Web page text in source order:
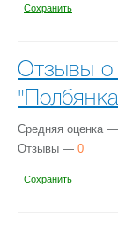
Сохранить
Отзывы о
Средняя оценка
Отзывы — 0
Сохранить